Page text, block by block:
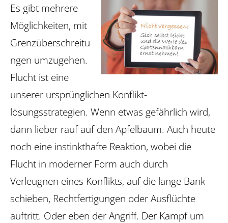
Es gibt mehrere
Möglichkeiten, mit
Grenzüberschreitu
ngen umzugehen.
Flucht ist eine
unserer ursprünglichen Konflikt­
lösungsstrategien. Wenn etwas gefährlich wird,
dann lieber rauf auf den Apfelbaum. Auch heute
noch eine instinkthafte Reaktion, wobei die
Flucht in moderner Form auch durch
Verleugnen eines Konflikts, auf die ­lange Bank
schieben, Recht­fertigungen oder Ausflüchte
auftritt. Oder eben der Angriff. Der Kampf um